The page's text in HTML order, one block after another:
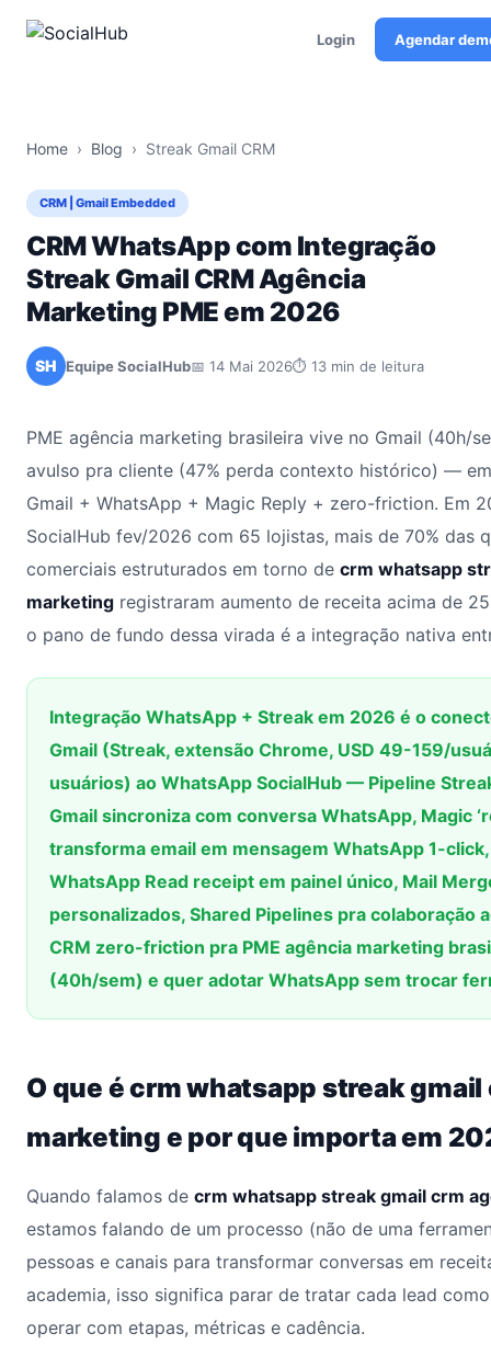
Login Agendar
Home › Blog › Streak Gmail CRM
CRM | Gmail Embedded
CRM WhatsApp com Integração
Streak Gmail CRM Agência
Marketing PME em 2026
SH Equipe SocialHub📅 14 Mai 2026⏱ 13 min de leitura
PME agência marketing brasileira vive no Gmail (40h/
avulso pra cliente (47% perda contexto histórico) —
Gmail + WhatsApp + Magic Reply + zero-friction. Em
SocialHub fev/2026 com 65 lojistas, mais de 70% das
comerciais estruturados em torno de crm whatsapp
marketing registraram aumento de receita acima de
o pano de fundo dessa virada é a integração nativa
Integração WhatsApp + Streak em 2026 é o
Gmail (Streak, extensão Chrome, USD 49-159/
usuários) ao WhatsApp SocialHub — Pipeline
Gmail sincroniza com conversa WhatsApp, Magic
transforma email em mensagem WhatsApp 1-
WhatsApp Read receipt em painel único, Mail
personalizados, Shared Pipelines pra colaboração
CRM zero-friction pra PME agência marketing
(40h/sem) e quer adotar WhatsApp sem trocar
O que é crm whatsapp streak
marketing e por que importa em
Quando falamos de crm whatsapp streak gmail crm
estamos falando de um processo (não de uma
pessoas e canais para transformar conversas em
academia, isso significa parar de tratar cada lead
operar com etapas, métricas e cadência.